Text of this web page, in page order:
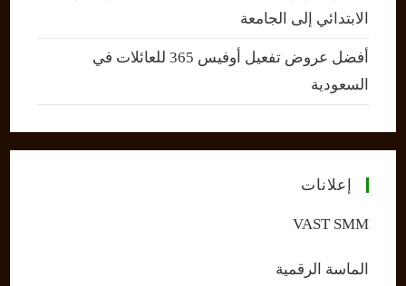
الابتدائي إلى الجامعة
أفضل عروض تفعيل أوفيس 365 للعائلات في
السعودية
إعلانات
VAST SMM
الماسة الرقمية